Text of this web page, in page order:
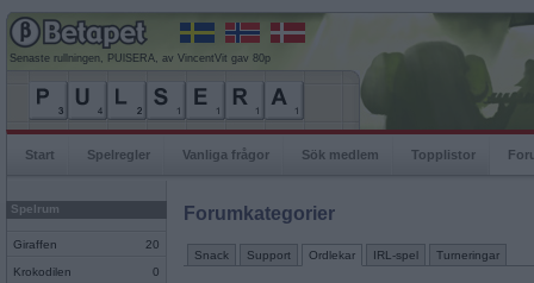
Senaste rullningen, PUlSERA, av VincentVit gav 80p
Start Spelregler Vanliga frågor Sök medlem Topplistor
Spelrum
Giraffen 20
Krokodilen 0
Forumkategorier
Snack Support Ordlekar IRL-spel Turneringar